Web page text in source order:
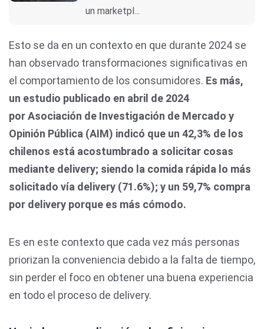
un marketpl...
Esto se da en un contexto en que durante 2024 se
han observado transformaciones significativas en
el comportamiento de los consumidores. Es más,
un estudio publicado en abril de 2024
por Asociación de Investigación de Mercado y
Opinión Pública (AIM) indicó que un 42,3% de los
chilenos está acostumbrado a solicitar cosas
mediante delivery; siendo la comida rápida lo más
solicitado vía delivery (71.6%); y un 59,7% compra
por delivery porque es más cómodo.
Es en este contexto que cada vez más personas
priorizan la conveniencia debido a la falta de tiempo,
sin perder el foco en obtener una buena experiencia
en todo el proceso de delivery.